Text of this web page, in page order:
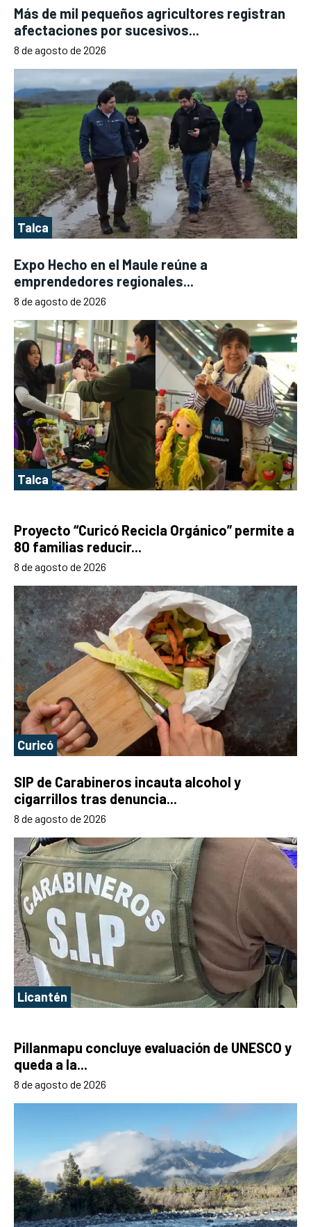
Más de mil pequeños agricultores registran
afectaciones por sucesivos...
8 de agosto de 2026
Talca
Expo Hecho en el Maule reúne a
emprendedores regionales...
8 de agosto de 2026
Talca
Proyecto “Curicó Recicla Orgánico” permite a
80 familias reducir...
8 de agosto de 2026
Curicó
SIP de Carabineros incauta alcohol y
cigarrillos tras denuncia...
8 de agosto de 2026
Licantén
Pillanmapu concluye evaluación de UNESCO y
queda a la...
8 de agosto de 2026